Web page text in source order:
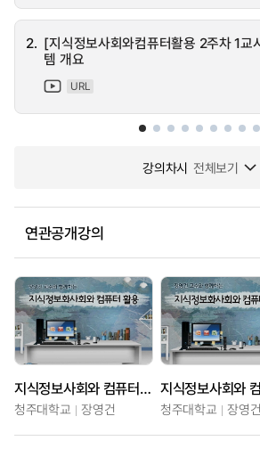
2. [지식정보사회와컴퓨터활용 2주차 1교
템 개요
URL
강의차시 전체보기
연관공개강의
지식정보사회와 컴퓨터활용
청주대학교 장영건 청주대학교 장영건